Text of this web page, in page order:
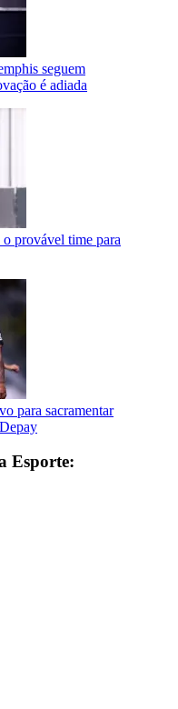
seguem
é adiada
provável time para
para sacramentar
Esporte: